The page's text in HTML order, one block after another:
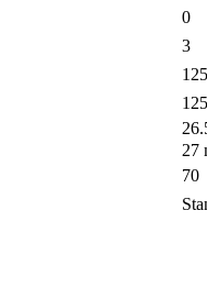
0
3
125
125
27
70